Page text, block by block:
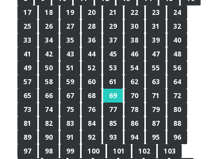
17
18 19 20 21 22 23
24
25
26 27 28 29 30 31
32
33
34 35 36 37 38 39
40
41
42 43 44 45 46 47
48
49
50 51 52 53 54 55
56
57
58 59 60 61 62 63
64
65
66 67 68 69 70 71
72
73
74 75 76 77 78 79
80
81
82 83 84 85 86 87
88
89
90 91 92 93 94 95
96
97
98 99 100 101 102
103